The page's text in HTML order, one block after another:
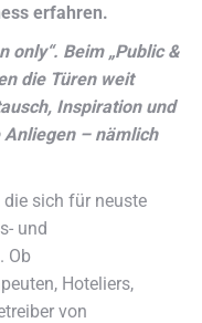
erfahren.
only“. Beim „Public &
die Türen weit
Inspiration und
– nämlich
sich für neuste
und
Ob
Hoteliers,
von